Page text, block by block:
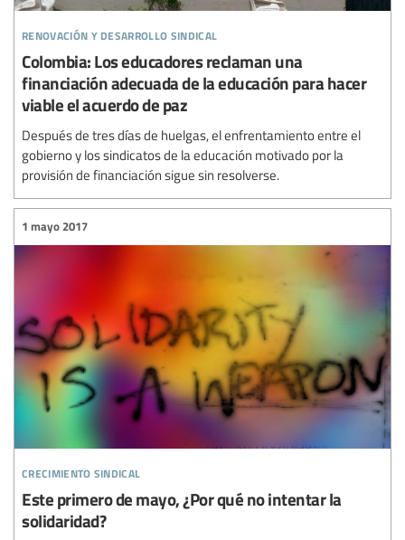
renovación y desarrollo sindical
Colombia: Los educadores reclaman una
financiación adecuada de la educación para hacer
viable el acuerdo de paz
Después de tres días de huelgas, el enfrentamiento entre el
gobierno y los sindicatos de la educación motivado por la
provisión de financiación sigue sin resolverse.
crecimiento sindical
1 mayo 2017
Este primero de mayo, ¿Por qué no intentar la
solidaridad?